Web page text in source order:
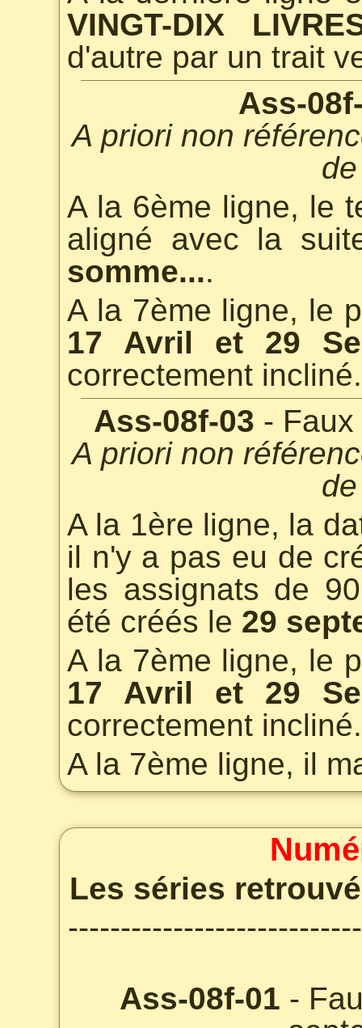
VINGT-DIX
d'autre par un trait
Ass-
A priori non
A la 6ème ligne, le
aligné avec la
somme....
A la 7ème ligne, le
17 Avril et 29
correctement incliné.
Ass-08f-03 -
A priori non
A la 1ère ligne, la
il n'y a pas eu de
les assignats de
été créés le 29
A la 7ème ligne, le
17 Avril et 29
correctement incliné.
A la 7ème ligne, il
Les séries
Ass-08f-01 -